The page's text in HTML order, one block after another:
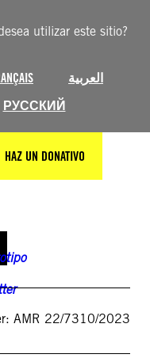
utilizar este sitio?
العربية
РУССКИЙ
HAZ UN DONATIVO
AMR 22/7310/2023